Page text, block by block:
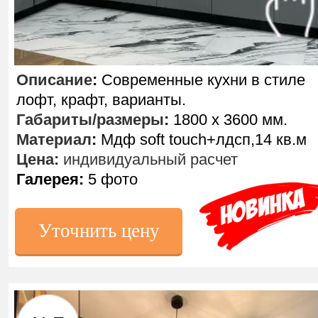
Описание: Современные кухни в стиле
лофт, крафт, варианты.
Габариты/размеры: 1800 х 3600 мм.
Материал: Мдф soft touch+лдсп,14 кв.м
Цена: индивидуальный расчет
Галерея: 5 фото
Уточнить цену